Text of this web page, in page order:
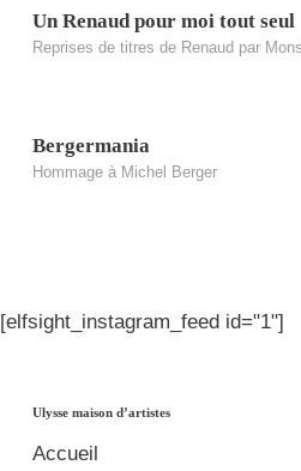
Un Renaud pour moi tout seul
Reprises de titres de Renaud par
Bergermania
Hommage à Michel Berger
[elfsight_instagram_feed id="1"]
Ulysse maison d’artistes
Accueil